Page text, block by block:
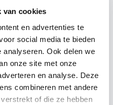
van cookies
en advertenties te
social media te bieden
Ook delen we
onze site met onze
en analyse. Deze
combineren met andere
of die ze hebben
€ 239,50
€ 598,75
€ 1.796,25
€ 4.790,00